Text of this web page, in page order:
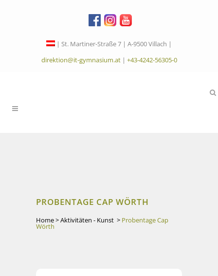
| St. Martiner-Straße 7 | A-9500 Villach |
direktion@it-gymnasium.at| +43-4242-56305-0
PROBENTAGE CAP WÖRTH
Home>Aktivitäten - Kunst > Probentage Cap
Wörth